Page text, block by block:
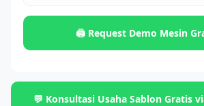
🖨️ Request Demo Mesin
💬 Konsultasi Usaha Sablon Gratis